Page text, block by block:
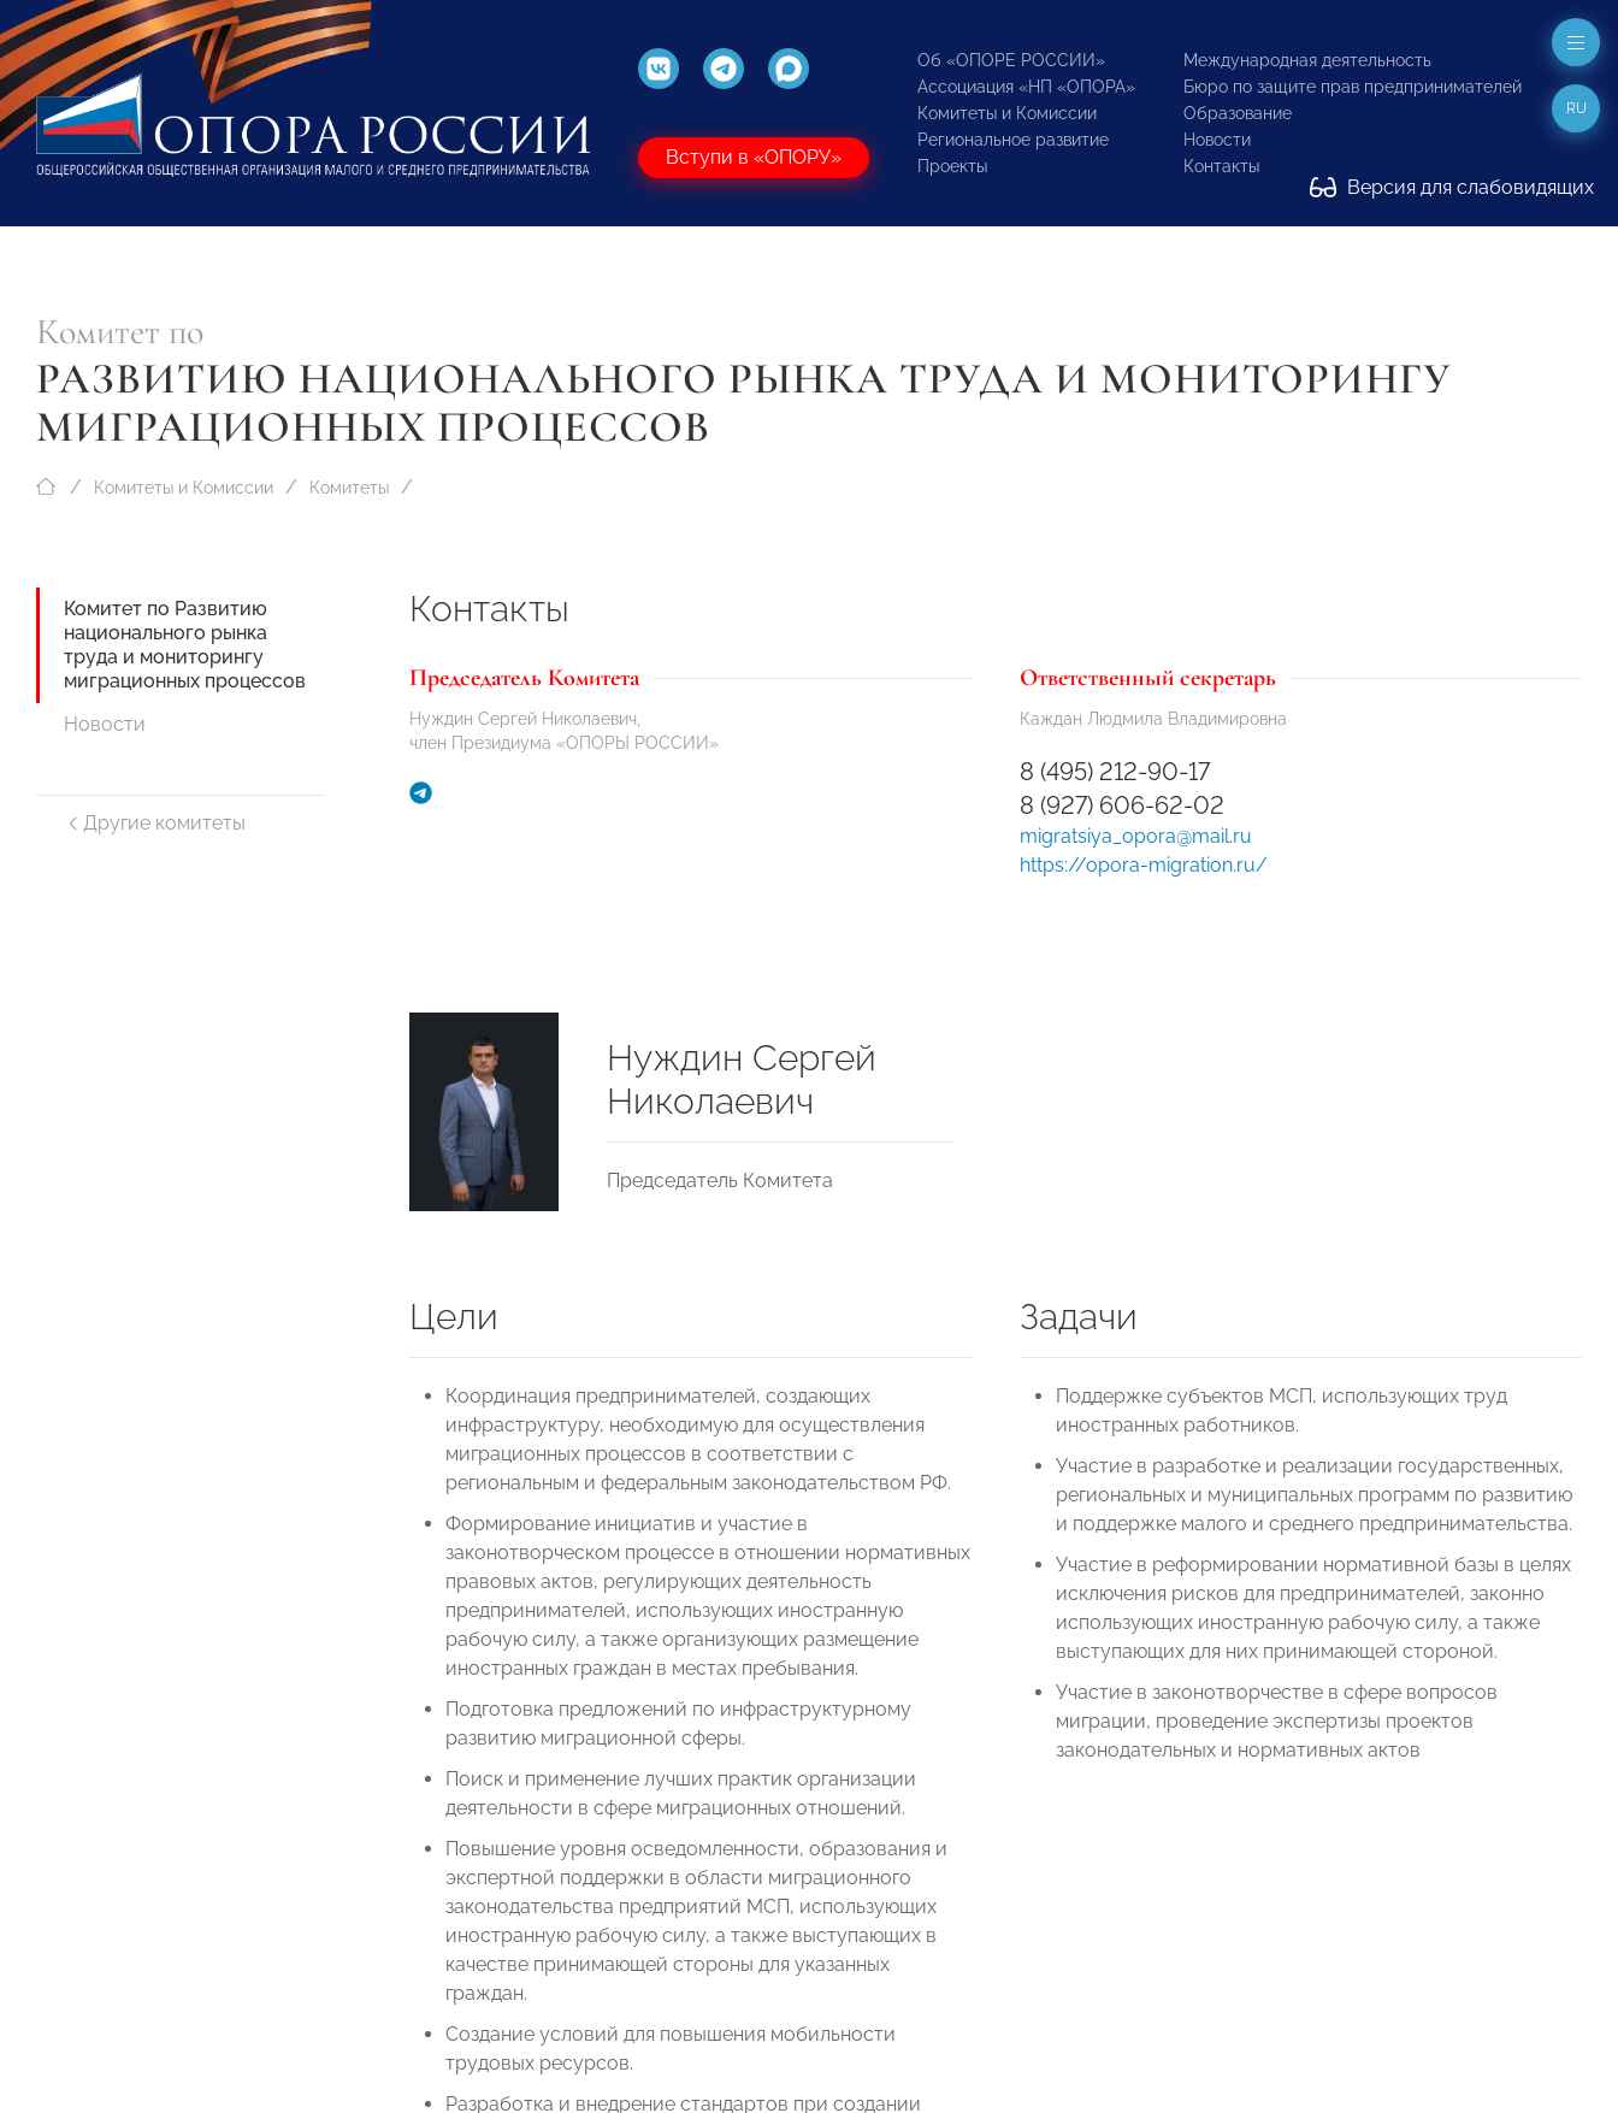
Вступи в «ОПОРУ»
Об «ОПОРЕ РОССИИ»
Ассоциация «НП «ОПОРА»
Комитеты и Комиссии
Региональное развитие
Проекты
Международная деятельность
Бюро по защите прав предпринимателей
Образование
Новости
Контакты
Версия для слабовидящих
RU
Комитет по
РАЗВИТИЮ НАЦИОНАЛЬНОГО РЫНКА ТРУДА И МОНИТОРИНГУ
МИГРАЦИОННЫХ ПРОЦЕССОВ
Комитеты и Комиссии Комитеты
Комитет по Развитию
национального рынка
труда и мониторингу
миграционных процессов
Новости
Другие комитеты
Контакты
Председатель Комитета
Нуждин Сергей Николаевич,
член Президиума «ОПОРЫ РОССИИ»
Ответственный секретарь
Каждан Людмила Владимировна
8 (495) 212-90-17
8 (927) 606-62-02
migratsiya_opora@mail.ru
https://opora-migration.ru/
Нуждин Сергей
Николаевич
Председатель Комитета
Цели
Координация предпринимателей, создающих
инфраструктуру, необходимую для осуществления
миграционных процессов в соответствии с
региональным и федеральным законодательством РФ.
Формирование инициатив и участие в
законотворческом процессе в отношении нормативных
правовых актов, регулирующих деятельность
предпринимателей, использующих иностранную
рабочую силу, а также организующих размещение
иностранных граждан в местах пребывания.
Подготовка предложений по инфраструктурному
развитию миграционной сферы.
Поиск и применение лучших практик организации
деятельности в сфере миграционных отношений.
Повышение уровня осведомленности, образования и
экспертной поддержки в области миграционного
законодательства предприятий МСП, использующих
иностранную рабочую силу, а также выступающих в
качестве принимающей стороны для указанных
граждан.
Создание условий для повышения мобильности
трудовых ресурсов.
Разработка и внедрение стандартов при создании
Задачи
Поддержке субъектов МСП, использующих труд
иностранных работников.
Участие в разработке и реализации государственных,
региональных и муниципальных программ по развитию
и поддержке малого и среднего предпринимательства.
Участие в реформировании нормативной базы в целях
исключения рисков для предпринимателей, законно
использующих иностранную рабочую силу, а также
выступающих для них принимающей стороной.
Участие в законотворчестве в сфере вопросов
миграции, проведение экспертизы проектов
законодательных и нормативных актов